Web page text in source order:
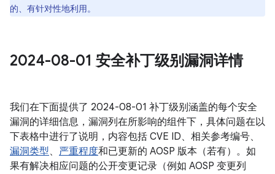
的、有针对性地利用。
2024-08-01 安全补丁级别漏洞详情
我们在下面提供了 2024-08-01 补丁级别涵盖的每个安全
漏洞的详细信息，漏洞列在所影响的组件下，具体问题在以
下表格中进行了说明，内容包括 CVE ID、相关参考编号、
漏洞类型、 严重程度和已更新的 AOSP 版本（若有）。如
果有解决相应问题的公开变更记录（例如 AOSP 变更列